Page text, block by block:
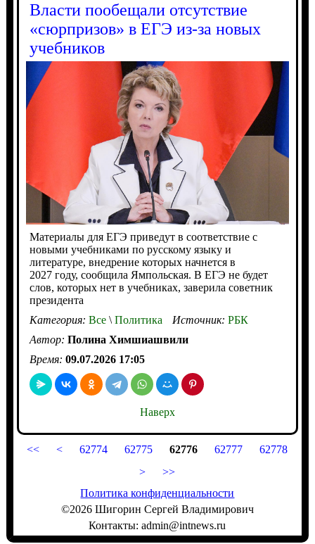
Власти пообещали отсутствие
«сюрпризов» в ЕГЭ из-за новых
учебников
Материалы для ЕГЭ приведут в соответствие с
новыми учебниками по русскому языку и
литературе, внедрение которых начнется в
2027 году, сообщила Ямпольская. В ЕГЭ не будет
слов, которых нет в учебниках, заверила советник
президента
Категория: Все\Политика Источник: РБК
Автор: Полина Химшиашвили
Время: 09.07.2026 17:05
Наверх
<< < 62774 62775 62776 62777
62778
>
>>
Политика конфиденциальности
©2026 Шигорин Сергей Владимирович
Контакты: admin@intnews.ru